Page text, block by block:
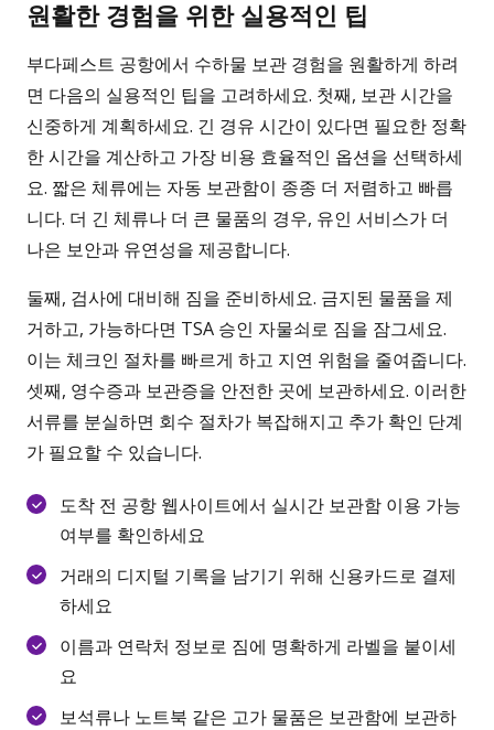
원활한 경험을 위한 실용적인 팁
부다페스트 공항에서 수하물 보관 경험을 원활하게 하려
면 다음의 실용적인 팁을 고려하세요. 첫째, 보관 시간을
신중하게 계획하세요. 긴 경유 시간이 있다면 필요한 정확
한 시간을 계산하고 가장 비용 효율적인 옵션을 선택하세
요. 짧은 체류에는 자동 보관함이 종종 더 저렴하고 빠릅
니다. 더 긴 체류나 더 큰 물품의 경우, 유인 서비스가 더
나은 보안과 유연성을 제공합니다.
둘째, 검사에 대비해 짐을 준비하세요. 금지된 물품을 제
거하고, 가능하다면 TSA 승인 자물쇠로 짐을 잠그세요.
이는 체크인 절차를 빠르게 하고 지연 위험을 줄여줍니다.
셋째, 영수증과 보관증을 안전한 곳에 보관하세요. 이러한
서류를 분실하면 회수 절차가 복잡해지고 추가 확인 단계
가 필요할 수 있습니다.
도착 전 공항 웹사이트에서 실시간 보관함 이용 가능
여부를 확인하세요
거래의 디지털 기록을 남기기 위해 신용카드로 결제
하세요
이름과 연락처 정보로 짐에 명확하게 라벨을 붙이세
요
보석류나 노트북 같은 고가 물품은 보관함에 보관하